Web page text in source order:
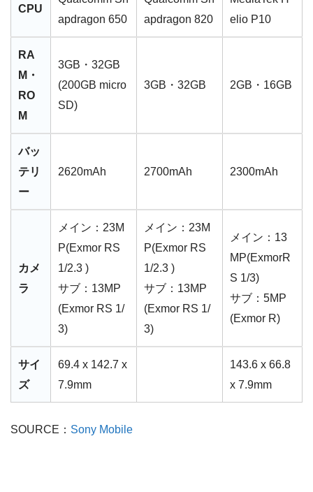
CPU
apdragon 650
apdragon 820
elio P10
RA
M・
RO
M
3GB・32GB
(200GB micro
SD)
3GB・32GB 2GB・16GB
バッ
テリ
ー
2620mAh 2700mAh 2300mAh
カメ
ラ
メイン：23M
P(Exmor RS
1/2.3 )
サブ：13MP
(Exmor RS 1/
3)
メイン：23M
P(Exmor RS
1/2.3 )
サブ：13MP
(Exmor RS 1/
3)
メイン：13
MP(ExmorR
S 1/3)
サブ：5MP
(Exmor R)
サイ
ズ
69.4 x 142.7 x
7.9mm
143.6 x 66.8
x 7.9mm
SOURCE： Sony Mobile